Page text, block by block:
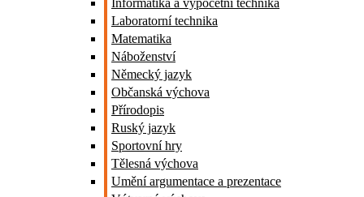
Informatika a výpočetní technika
Laboratorní technika
Matematika
Náboženství
Německý jazyk
Občanská výchova
Přírodopis
Ruský jazyk
Sportovní hry
Tělesná výchova
Umění argumentace a prezentace